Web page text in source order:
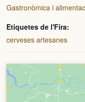
Gastronòmica i
Etiquetes de l'Fira:
cerveses artesanes